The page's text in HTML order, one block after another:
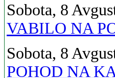
Sobota, 8
VABILO NA
Sobota, 8
POHOD NA